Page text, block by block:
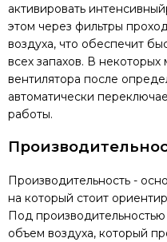
активировать
этом через фильтры
воздуха, что обеспечит
всех запахов. В
вентилятора после
автоматически
работы.
Производительность -
на который стоит
Под
объем воздуха, который